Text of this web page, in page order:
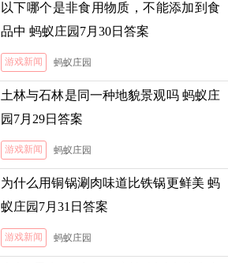
以下哪个是非食用物质，不能添加到食
品中 蚂蚁庄园7月30日答案
游戏新闻 蚂蚁庄园
土林与石林是同一种地貌景观吗 蚂蚁庄
园7月29日答案
游戏新闻 蚂蚁庄园
为什么用铜锅涮肉味道比铁锅更鲜美 蚂
蚁庄园7月31日答案
游戏新闻 蚂蚁庄园